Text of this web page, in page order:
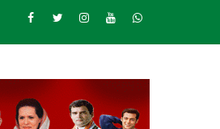
Facebook
TwitterInstagram
YoutubeWhatsapp